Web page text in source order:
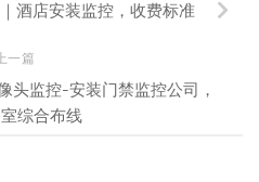
酒店安装监控，收费标准
上一篇
头监控-安装门禁监控公司，
综合布线